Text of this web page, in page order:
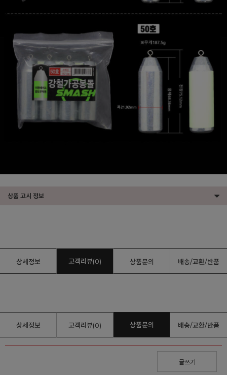
상품 고시 정보
상세정보 고객리뷰(0) 상품문의 배송/교환/반품
상세정보 고객리뷰(0) 상품문의 배송/교환/반품
글쓰기